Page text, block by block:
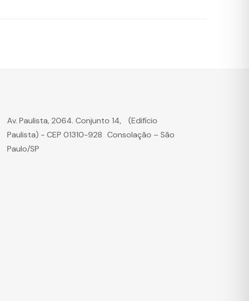
Av. Paulista, 2064. Conjunto 14, (Edifício
Paulista) - CEP 01310-928 Consolação – São
Paulo/SP